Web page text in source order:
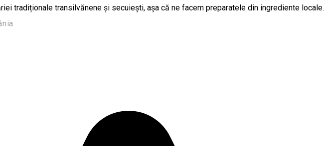
tradiționale transilvănene și secuiești, așa că ne facem preparatele din ingrediente locale.